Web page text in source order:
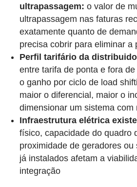
ultrapassagem: o valor de
ultrapassagem nas faturas
exatamente quanto de
precisa cobrir para eliminar a
Perfil tarifário da
entre tarifa de ponta e fora
o ganho por ciclo de load
maior o diferencial, maior o
dimensionar um sistema com
Infraestrutura elétrica
físico, capacidade do quadro
proximidade de geradores ou
já instalados afetam a
integração